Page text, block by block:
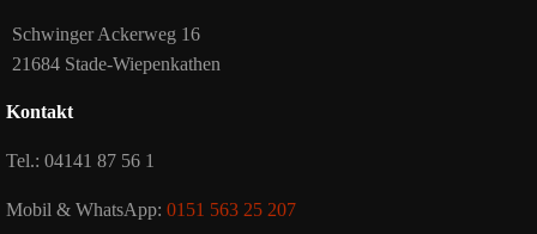
Schwinger Ackerweg 16
21684 Stade-Wiepenkathen
Kontakt
Tel.: 04141 87 56 1
Mobil & WhatsApp: 0151 563 25 207